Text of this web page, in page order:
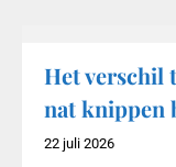
Het verschil
nat knippen
22 juli 2026